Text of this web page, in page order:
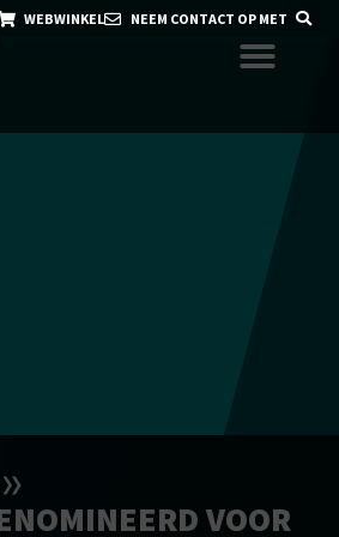
WEBWINKEL NEEM CONTACT OP MET
VOOR